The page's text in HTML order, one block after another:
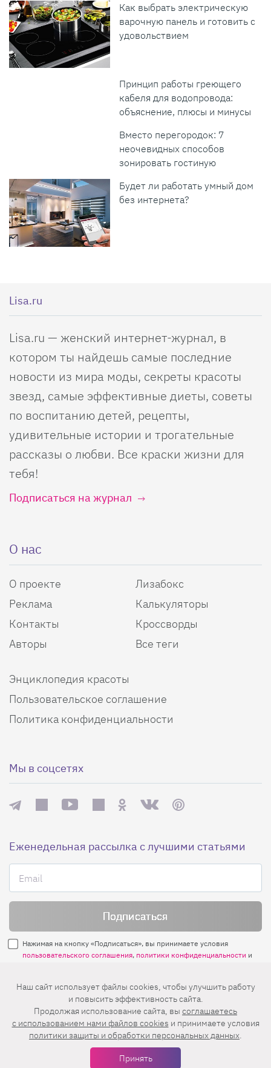
Как выбрать электрическую
варочную панель и готовить с
удовольствием
Принцип работы греющего
кабеля для водопровода:
объяснение, плюсы и минусы
Вместо перегородок: 7
неочевидных способов
зонировать гостиную
Будет ли работать умный дом
без интернета?
Lisa.ru
Lisa.ru — женский интернет-журнал, в
котором ты найдешь самые последние
новости из мира моды, секреты красоты
звезд, самые эффективные диеты, советы
по воспитанию детей, рецепты,
удивительные истории и трогательные
рассказы о любви. Все краски жизни для
тебя!
Подписаться на журнал
О нас
О проекте
Реклама
Контакты
Авторы
Лизабокс
Калькуляторы
Кроссворды
Все теги
Энциклопедия красоты
Пользовательское соглашение
Политика конфиденциальности
Мы в соцсетях
Еженедельная рассылка с лучшими статьями
Нажимая на кнопку «Подписаться», вы принимаете условия
пользовательского соглашения, политики конфиденциальности и
Нашли ошибку? Выделите ее и нажмите
Ctrl+Enter
© 2026 АО «БКМ», ОГРН 1027739494584, ИНН 7705056238
127018, Москва, ул. Полковая, д. 3, стр. 4, помещение I, комн. 23
16+
Наш сайт использует файлы cookies, чтобы улучшить работу
и повысить эффективность сайта.
Продолжая использование сайта, вы соглашаетесь
c использованием нами файлов cookies и принимаете условия
политики защиты и обработки персональных данных.
Принять